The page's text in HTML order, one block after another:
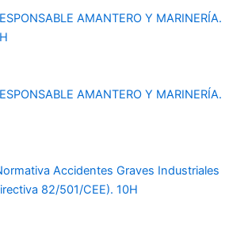
AMANTERO Y MARINERÍA.
AMANTERO Y MARINERÍA.
Accidentes Graves Industriales
82/501/CEE). 10H